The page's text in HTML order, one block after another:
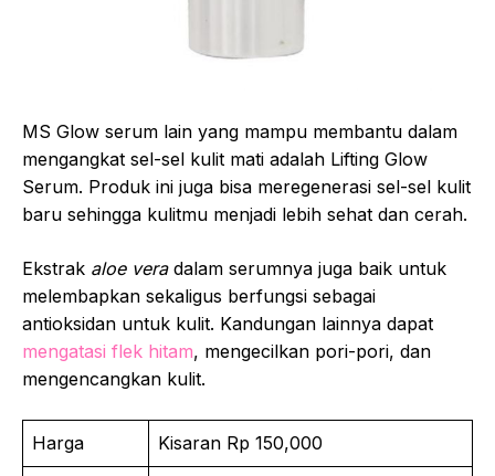
MS Glow serum lain yang mampu membantu dalam
mengangkat sel-sel kulit mati adalah Lifting Glow
Serum. Produk ini juga bisa meregenerasi sel-sel kulit
baru sehingga kulitmu menjadi lebih sehat dan cerah.
Ekstrak aloe veradalam serumnya juga baik untuk
melembapkan sekaligus berfungsi sebagai
antioksidan untuk kulit. Kandungan lainnya dapat
mengatasi flek hitam, mengecilkan pori-pori, dan
mengencangkan kulit.
Harga Kisaran Rp 150,000